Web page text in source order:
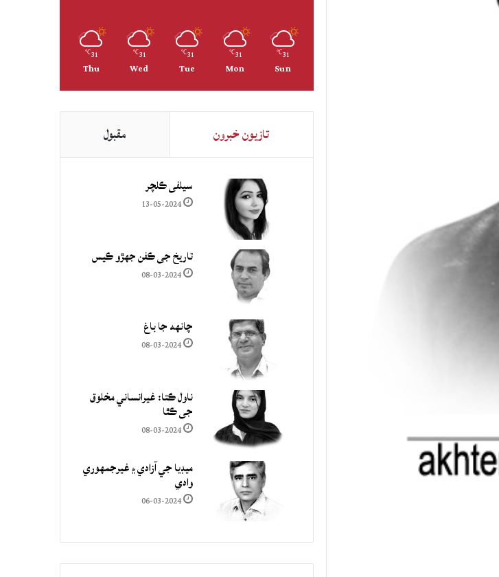
31
℃
Sun
31
℃
Mon
31
℃
Tue
31
℃
Wed
31
℃
Thu
تازيون خبرون مقبول
سيلفي ڪلچر
13-05-2024
تاريخ جي ڪفن جھڙو ڪيس
08-03-2024
چانهه جا باغ
08-03-2024
ناول ڪتا: غيرانساني مخلوق
جي ڪٿا
08-03-2024
ميڊيا جي آزادي ۽ غيرجمھوري
وادي
06-03-2024